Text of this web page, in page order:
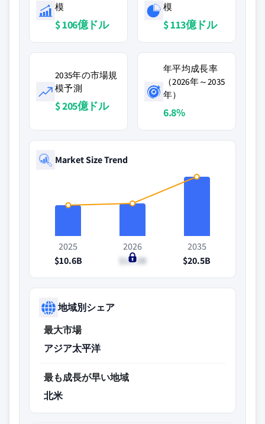
模
$ 106億ドル
模
$ 113億ドル
2035年の市場規
模予測
$ 205億ドル
年平均成長率
（2026年～2035
年）
6.8%
Market Size Trend
2025
$10.6B
2026
$11.3B
2035
$20.5B
地域別シェア
最大市場
アジア太平洋
最も成長が早い地域
北米